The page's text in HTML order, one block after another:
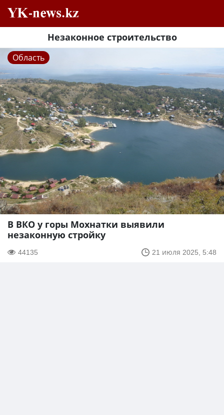
Незаконное строительство
Область
В ВКО у горы Мохнатки выявили
незаконную стройку
44135 21 июля 2025, 5:48